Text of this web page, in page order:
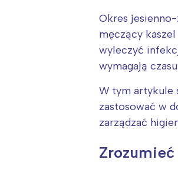
Okres
męczący
wyleczyć
wymagają
W tym artykule
zastosować w
zarządzać